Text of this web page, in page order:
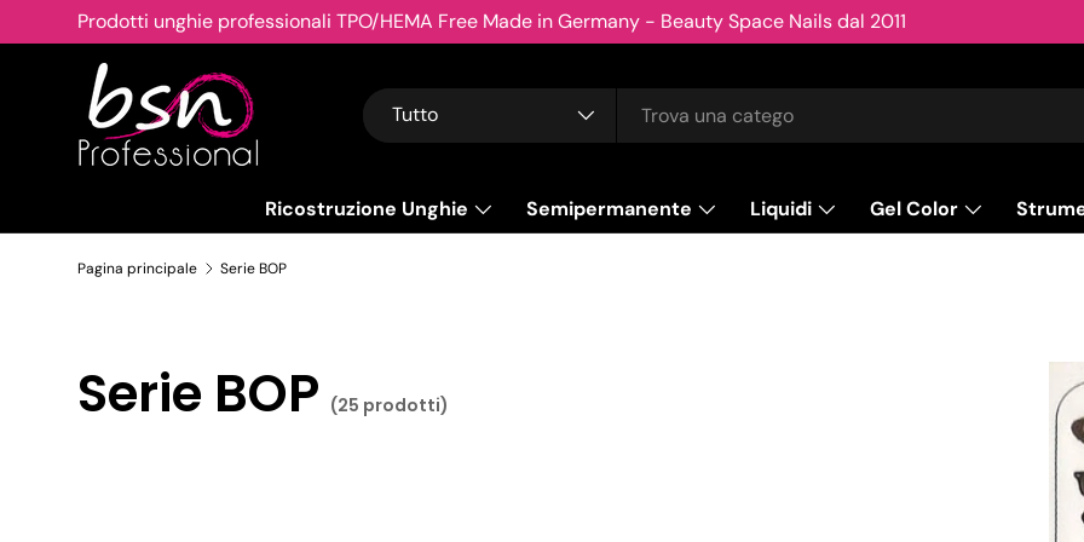
Passa ai contenuti
Spedizione Gratuita!A partire da 49€
Cerca
Tipo prodotto
Tutto
Ricostruzione Unghie Semipermanente Liquidi Gel Color
Pagina principale Serie BOP
Serie BOP (25 prodotti)